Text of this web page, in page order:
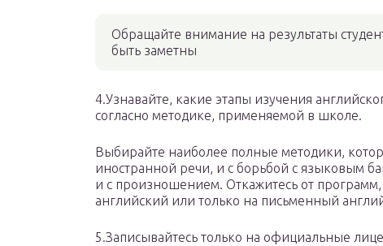
Обращайте внимание на результаты
быть заметны
4.Узнавайте, какие этапы изучения
согласно методике, применяемой в школе.
Выбирайте наиболее полные методики,
иностранной речи, и с борьбой с языковым
и с произношением. Откажитесь от
английский или только на письменный
5.Записывайтесь только на официальные